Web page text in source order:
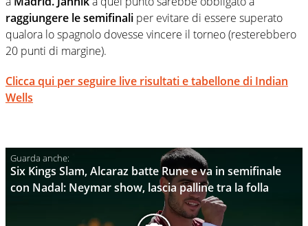
raggiungere le semifinali per evitare di essere superato
qualora lo spagnolo dovesse vincere il torneo (resterebbero
20 punti di margine).
Clicca qui per seguire live risultati e tabellone di Indian
Wells
Six Kings Slam, Alcaraz batte Rune e va in semifinale
con Nadal: Neymar show, lascia palline tra la folla